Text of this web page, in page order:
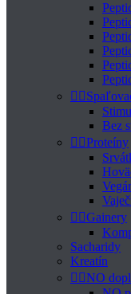
 
Bez
 Proteíny
 Gainery
Sacharidy
Kreatín
 NO